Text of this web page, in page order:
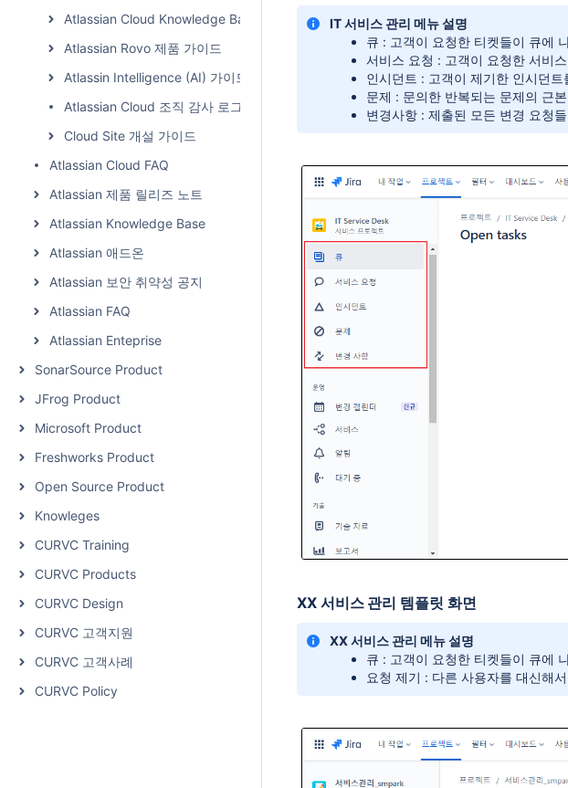
Atlassian Cloud Knowledge Base
Atlassian Rovo 제품 가이드
Atlassin Intelligence (AI) 가이드
Atlassian Cloud 조직 감사 로그
Cloud Site 개설 가이드
Atlassian Cloud FAQ
Atlassian 제품 릴리즈 노트
Atlassian Knowledge Base
Atlassian 애드온
Atlassian 보안 취약성 공지
Atlassian FAQ
Atlassian Enteprise
SonarSource Product
JFrog Product
Microsoft Product
Freshworks Product
Open Source Product
Knowleges
CURVC Training
CURVC Products
CURVC Design
CURVC 고객지원
CURVC 고객사례
CURVC Policy
IT 서비스 관리 메뉴 설명
큐 : 고객이 요청한 티켓들이 큐에
서비스 요청 : 고객이 요청한 서비
인시던트 : 고객이 제기한 인시던
문제 : 문의한 반복되는 문제의 근
변경사항 : 제출된 모든 변경 요청
XX 서비스 관리 템플릿 화면
XX 서비스 관리 메뉴 설명
큐 : 고객이 요청한 티켓들이 큐에
요청 제기 : 다른 사용자를 대신해